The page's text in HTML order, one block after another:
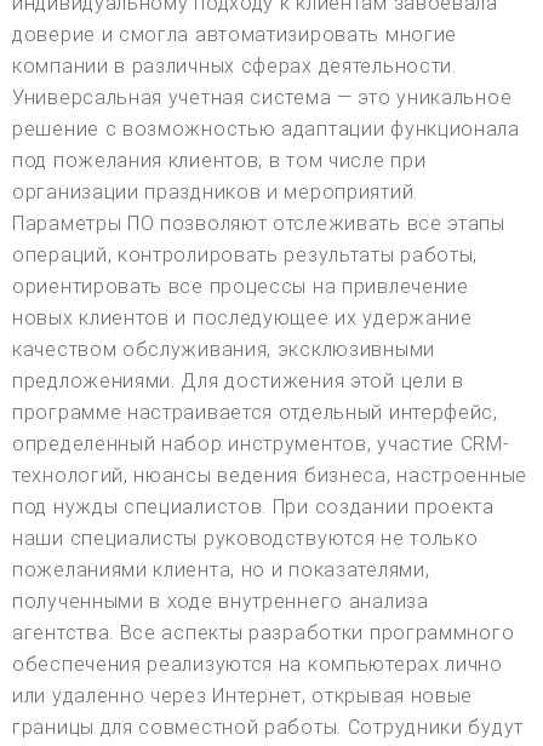
доверие и смогла автоматизировать многие
компании в различных сферах деятельности.
Универсальная учетная система — это уникальное
решение с возможностью адаптации функционала
под пожелания клиентов, в том числе при
организации праздников и мероприятий.
Параметры ПО позволяют отслеживать все этапы
операций, контролировать результаты работы,
ориентировать все процессы на привлечение
новых клиентов и последующее их удержание
качеством обслуживания, эксклюзивными
предложениями. Для достижения этой цели в
программе настраивается отдельный интерфейс,
определенный набор инструментов, участие CRM-
технологий, нюансы ведения бизнеса, настроенные
под нужды специалистов. При создании проекта
наши специалисты руководствуются не только
пожеланиями клиента, но и показателями,
полученными в ходе внутреннего анализа
агентства. Все аспекты разработки программного
обеспечения реализуются на компьютерах лично
или удаленно через Интернет, открывая новые
границы для совместной работы. Сотрудники будут